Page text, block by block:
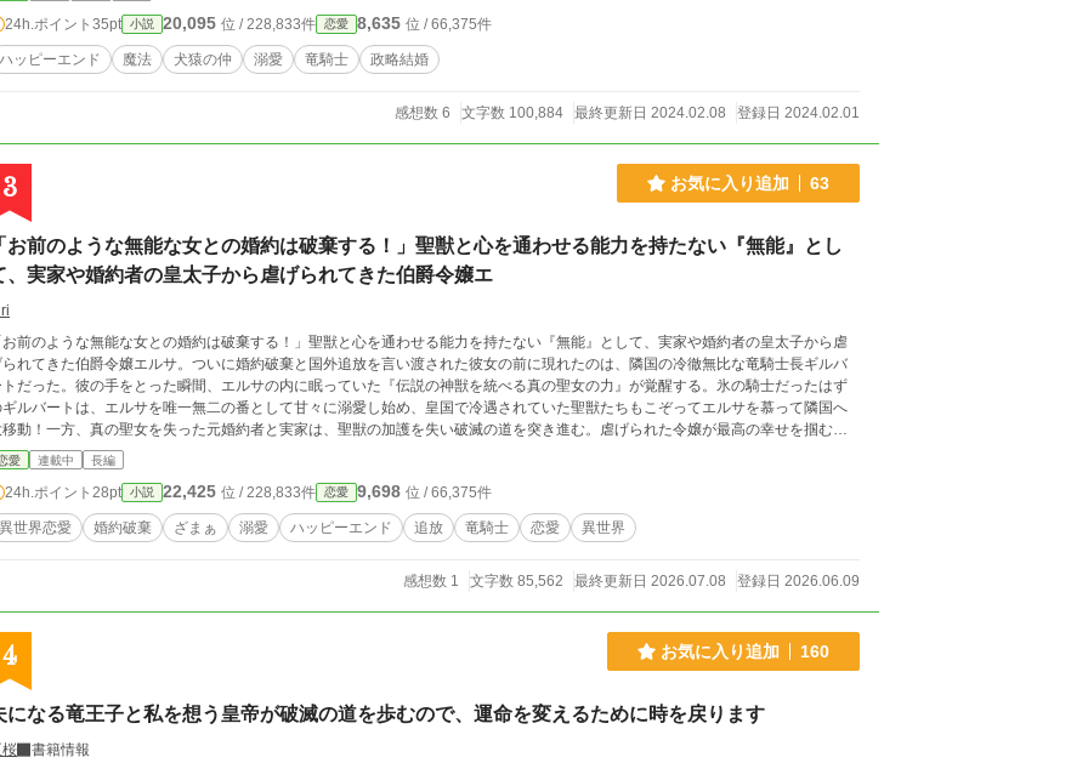
24h.ポイント 35pt 小説 20,095 位 / 228,833件 恋愛 8,635 位 / 66,375件
ハッピーエンド 魔法 犬猿の仲 溺愛 竜騎士 政略結婚
感想数 6 文字数 100,884 最終更新日 2024.02.08 登録日 2024.02.01
3 お気に入り追加 63
お前のような無能な女との婚約は破棄する！」聖獣と心を通わせる能力を持たない『無能』とし
、実家や婚約者の皇太子から虐げられてきた伯爵令嬢エ
前のような無能な女との婚約は破棄する！」聖獣と心を通わせる能力を持たない『無能』として、実家や婚約者の皇太子から虐
れてきた伯爵令嬢エルサ。ついに婚約破棄と国外追放を言い渡された彼女の前に現れたのは、隣国の冷徹無比な竜騎士長ギルバ
だった。彼の手をとった瞬間、エルサの内に眠っていた『伝説の神獣を統べる真の聖女の力』が覚醒する。氷の騎士だったはず
ルバートは、エルサを唯一無二の番として甘々に溺愛し始め、皇国で冷遇されていた聖獣たちもこぞってエルサを慕って隣国へ
動！一方、真の聖女を失った元婚約者と実家は、聖獣の加護を失い破滅の道を突き進む。虐げられた令嬢が最高の幸せを掴む、
ざまぁ＆溺愛のシンデレラストーリー。
愛 連載中 長編
24h.ポイント 28pt 小説 22,425 位 / 228,833件 恋愛 9,698 位 / 66,375件
異世界恋愛 婚約破棄 ざまぁ 溺愛 ハッピーエンド 追放 竜騎士 恋愛 異世界
感想数 1 文字数 85,562 最終更新日 2026.07.08 登録日 2026.06.09
4 お気に入り追加 160
になる竜王子と私を想う皇帝が破滅の道を歩むので、運命を変えるために時を戻ります
書籍情報